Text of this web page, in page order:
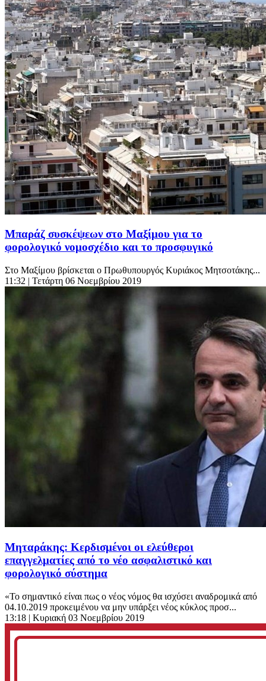
Μπαράζ συσκέψεων στο Μαξίμου για το
φορολογικό νομοσχέδιο και το προσφυγικό
Στο Μαξίμου βρίσκεται ο Πρωθυπουργός Κυριάκος Μητσοτάκης...
11:32 | Τετάρτη 06 Νοεμβρίου 2019
Μηταράκης: Κερδισμένοι οι ελεύθεροι
επαγγελματίες από το νέο ασφαλιστικό και
φορολογικό σύστημα
«Το σημαντικό είναι πως ο νέος νόμος θα ισχύσει αναδρομικά από
04.10.2019 προκειμένου να μην υπάρξει νέος κύκλος προσ...
13:18 | Κυριακή 03 Νοεμβρίου 2019